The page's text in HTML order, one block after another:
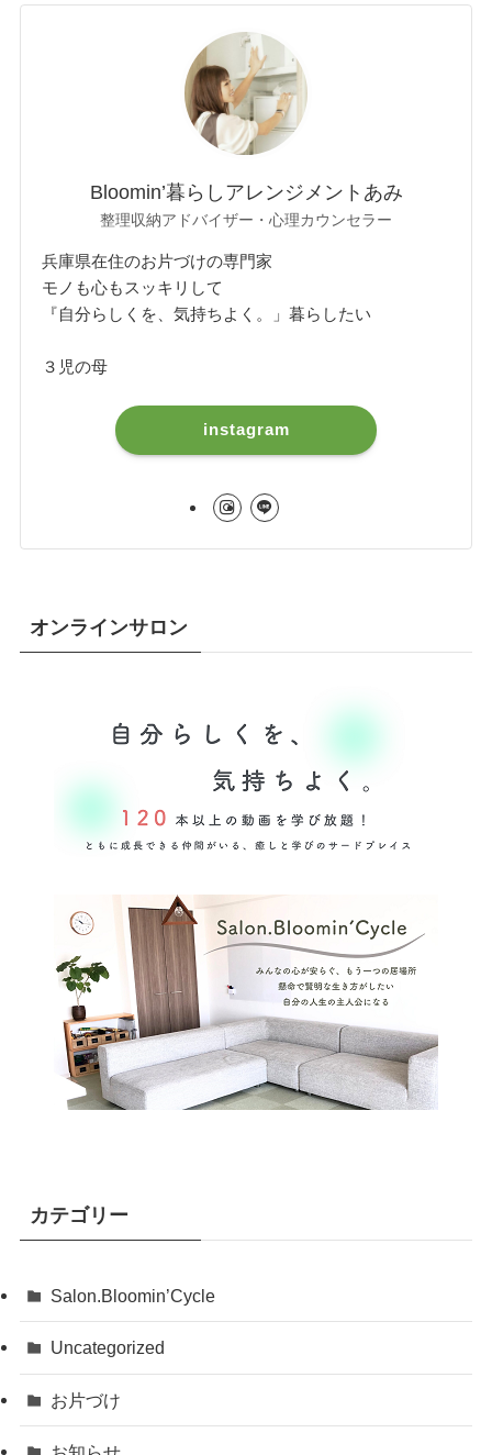
Bloomin’暮らしアレンジメントあみ
整理収納アドバイザー・心理カウンセラー
兵庫県在住のお片づけの専門家
モノも心もスッキリして
『自分らしくを、気持ちよく。」暮らしたい
３児の母
instagram
オンラインサロン
カテゴリー
Salon.Bloomin’Cycle
Uncategorized
お片づけ